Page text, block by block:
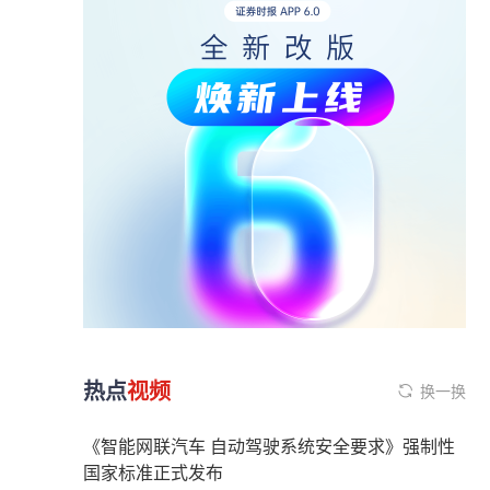
热点视频 换一换
《智能网联汽车 自动驾驶系统安全要求》强制性
国家标准正式发布